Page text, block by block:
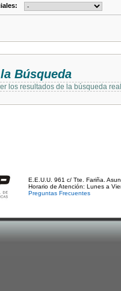
Búsqueda
los resultados de la búsqueda
E.E.U.U. 961 c/ Tte. Fariña.
Horario de Atención: Lunes a
Preguntas Frecuentes